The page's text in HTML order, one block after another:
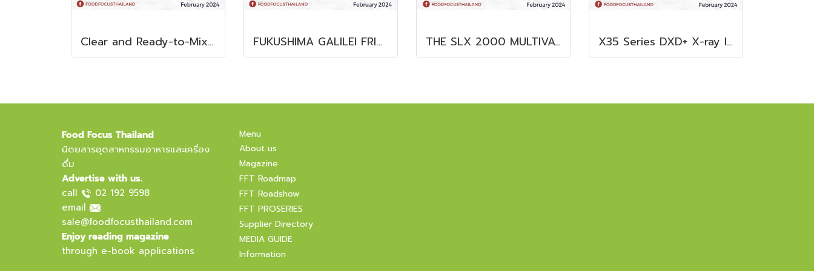
Clear and Ready-to-Mix Protein Shakes FUKUSHIMA GALILEI FRIDGE GLASS DOOR FREEZER THE SLX 2000 MULTIVAC SLICER X35 Series DXD+ X-ray Inspection System
Food Focus Thailand
นิตยสารอุตสาหกรรมอาหารและเครื่อง
ดื่ม
Advertise with us.
call
02 192 9598
email
sale@foodfocusthailand.com
Enjoy reading magazine
through e-book applications
Menu
About us
Magazine
FFT Roadmap
FFT Roadshow
FFT PROSERIES
Supplier Directory
MEDIA GUIDE
Information